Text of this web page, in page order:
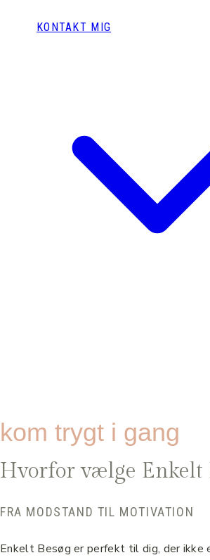
KONTAKT MIG
kom trygt i gang
Hvorfor vælge Enkelt
FRA MODSTAND TIL MOTIVATION
Enkelt Besøg er perfekt til dig, der ikke